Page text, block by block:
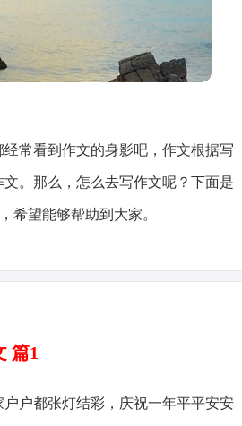
常看到作文的身影吧，作文根据写
。那么，怎么去写作文呢？下面是
希望能够帮助到大家。
篇1
户都张灯结彩，庆祝一年平平安安